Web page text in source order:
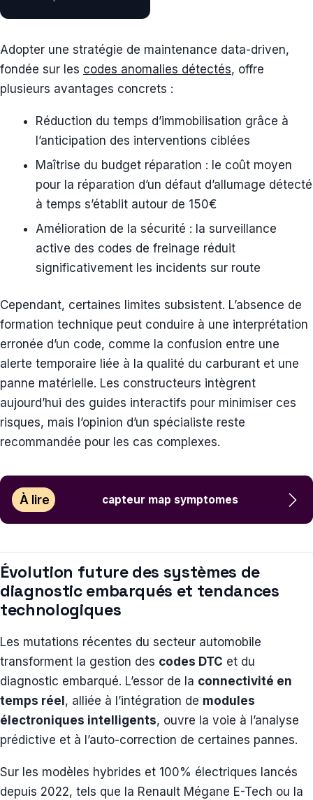
Adopter une stratégie de maintenance data-driven,
fondée sur les codes anomalies détectés, offre
plusieurs avantages concrets :
Réduction du temps d’immobilisation grâce à
l’anticipation des interventions ciblées
Maîtrise du budget réparation : le coût moyen
pour la réparation d’un défaut d’allumage détecté
à temps s’établit autour de 150€
Amélioration de la sécurité : la surveillance
active des codes de freinage réduit
significativement les incidents sur route
Cependant, certaines limites subsistent. L’absence de
formation technique peut conduire à une interprétation
erronée d’un code, comme la confusion entre une
alerte temporaire liée à la qualité du carburant et une
panne matérielle. Les constructeurs intègrent
aujourd’hui des guides interactifs pour minimiser ces
risques, mais l’opinion d’un spécialiste reste
recommandée pour les cas complexes.
À lire capteur map symptomes
Évolution future des systèmes de
diagnostic embarqués et tendances
technologiques
Les mutations récentes du secteur automobile
transforment la gestion des codes DTC et du
diagnostic embarqué. L’essor de la connectivité en
temps réel , alliée à l’intégration de modules
électroniques intelligents, ouvre la voie à l’analyse
prédictive et à l’auto-correction de certaines pannes.
Sur les modèles hybrides et 100% électriques lancés
depuis 2022, tels que la Renault Mégane E-Tech ou la